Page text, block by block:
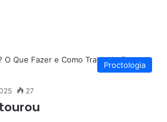
Proctologia
27